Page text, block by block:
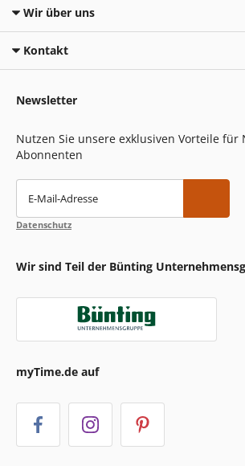
Wir über uns
Kontakt
Newsletter
Nutzen Sie unsere exklusiven Vorteile für
Abonnenten
E-Mail-Adresse
Datenschutz
Wir sind Teil der Bünting
myTime.de auf